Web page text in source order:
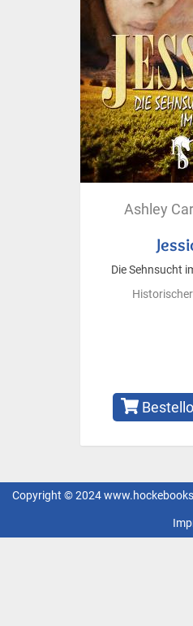
Ashley
Die Sehnsucht
Copyright © 2024